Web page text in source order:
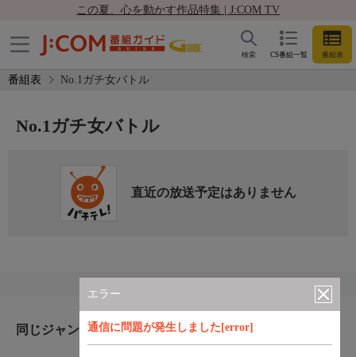
この夏、心を動かす作品特集 | J:COM TV
CS番組一覧 番組表
検索
番組表 No.1ガチ女バトル
エラー
通信に問題が発生しました[error]
No.1ガチ女バトル
直近の放送予定はありません
同じジャンルのおすすめ番組